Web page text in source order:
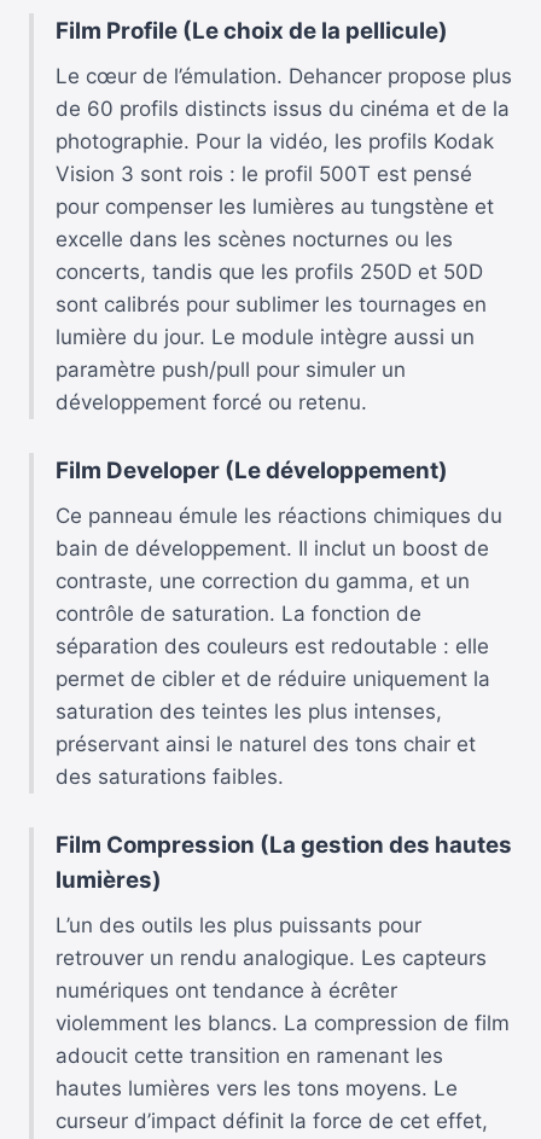
Film Profile (Le choix de la pellicule)
Le cœur de l’émulation. Dehancer propose plus
de 60 profils distincts issus du cinéma et de la
photographie. Pour la vidéo, les profils Kodak
Vision 3 sont rois : le profil 500T est pensé
pour compenser les lumières au tungstène et
excelle dans les scènes nocturnes ou les
concerts, tandis que les profils 250D et 50D
sont calibrés pour sublimer les tournages en
lumière du jour. Le module intègre aussi un
paramètre push/pull pour simuler un
développement forcé ou retenu.
Film Developer (Le développement)
Ce panneau émule les réactions chimiques du
bain de développement. Il inclut un boost de
contraste, une correction du gamma, et un
contrôle de saturation. La fonction de
séparation des couleurs est redoutable : elle
permet de cibler et de réduire uniquement la
saturation des teintes les plus intenses,
préservant ainsi le naturel des tons chair et
des saturations faibles.
Film Compression (La gestion des hautes
lumières)
L’un des outils les plus puissants pour
retrouver un rendu analogique. Les capteurs
numériques ont tendance à écrêter
violemment les blancs. La compression de film
adoucit cette transition en ramenant les
hautes lumières vers les tons moyens. Le
curseur d’impact définit la force de cet effet,